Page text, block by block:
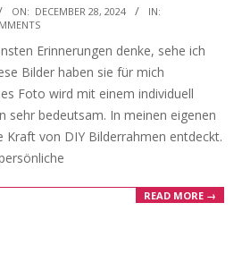
ON: DECEMBER 28, 2024
IN:
Erinnerungen denke, sehe ich
Bilder haben sie für mich
Foto wird mit einem individuell
sehr bedeutsam. In meinen eigenen
Kraft von DIY Bilderrahmen entdeckt.
READ MORE →